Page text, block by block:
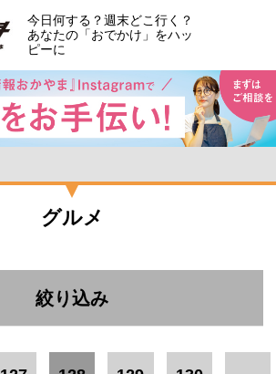
今日何する？週末どこ行く？
あなたの「おでかけ」をハッ
ピーに
グルメ
絞り込み